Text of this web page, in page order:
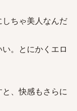
ちゃ美人なんだ
。とにかくエロ
、快感もさらに